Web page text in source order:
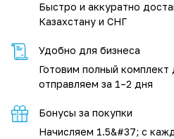
Быстро и аккуратно
Казахстану и СНГ
Удобно для бизнеса
Готовим полный комплект
отправляем за 1–2 дня
Бонусы за покупки
Начисляем 1.5&#37; с